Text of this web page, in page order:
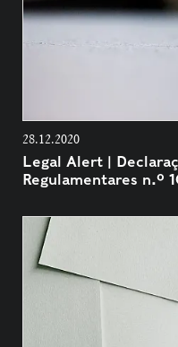
28.12.2020
Legal Alert |
Regulamentares